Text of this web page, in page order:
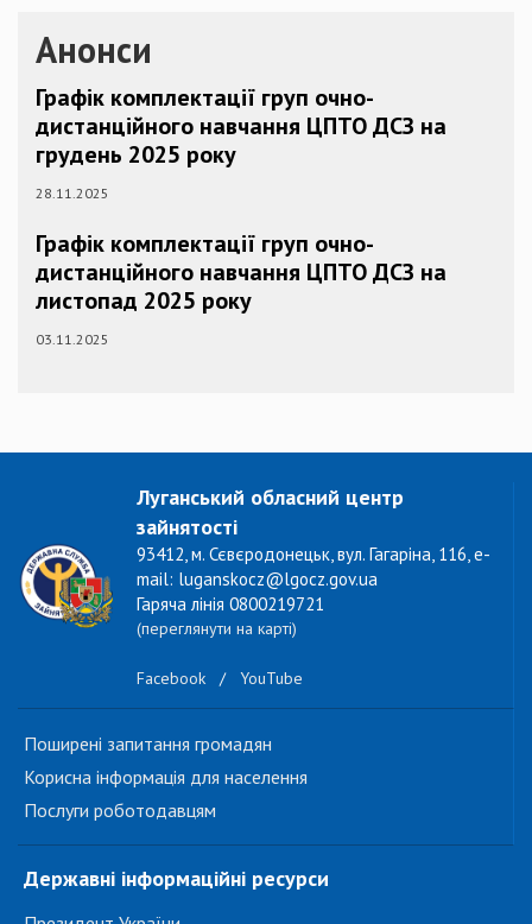
Анонси
Графік комплектації груп очно-
дистанційного навчання ЦПТО ДСЗ на
грудень 2025 року
28.11.2025
Графік комплектації груп очно-
дистанційного навчання ЦПТО ДСЗ на
листопад 2025 року
03.11.2025
Луганський обласний центр
зайнятості
93412, м. Сєвєродонецьк, вул. Гагаріна, 116, e-
mail: luganskocz@lgocz.gov.ua
Гаряча лінія 0800219721
(переглянути на карті)
Facebook / YouTube
Поширені запитання громадян
Корисна інформація для населення
Послуги роботодавцям
Державні інформаційні ресурси